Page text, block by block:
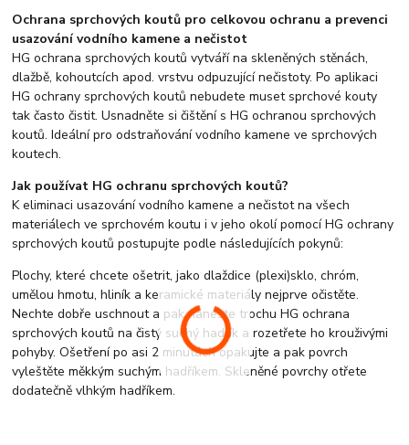
Ochrana sprchových koutů pro celkovou ochranu a prevenci
usazování vodního kamene a nečistot
HG ochrana sprchových koutů vytváří na skleněných stěnách,
dlažbě, kohoutcích apod. vrstvu odpuzující nečistoty. Po aplikaci
HG ochrany sprchových koutů nebudete muset sprchové kouty
tak často čistit. Usnadněte si čištění s HG ochranou sprchových
koutů. Ideální pro odstraňování vodního kamene ve sprchových
koutech.
Jak používat HG ochranu sprchových koutů?
K eliminaci usazování vodního kamene a nečistot na všech
materiálech ve sprchovém koutu i v jeho okolí pomocí HG ochrany
sprchových koutů postupujte podle následujících pokynů:
Plochy, které chcete ošetrit, jako dlaždice (plexi)sklo, chróm,
umělou hmotu, hliník a keramické materiály nejprve očistěte.
Nechte dobře uschnout a pak naneste trochu HG ochrana
sprchových koutů na čistý suchý hadřík a rozetřete ho krouživými
pohyby. Ošetření po asi 2 minutách opakujte a pak povrch
vyleštěte měkkým suchým hadříkem. Skleněné povrchy otřete
dodatečně vlhkým hadříkem.